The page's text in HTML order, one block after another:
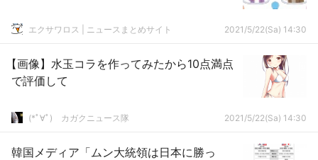
エクサワロス | ニュースまとめサイト 2021/5/22(Sa) 14:30
【画像】水玉コラを作ってみたから10点満点
で評価して
(*ﾟ∀ﾟ)ゞカガクニュース隊 2021/5/22(Sa) 14:30
韓国メディア「ムン大統領は日本に勝っ